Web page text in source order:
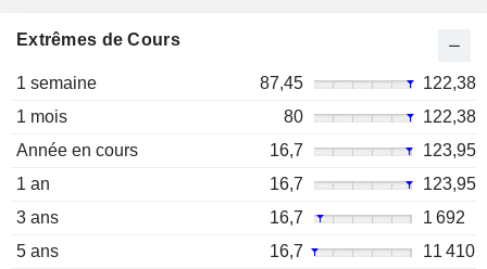
Extrêmes de Cours
1 semaine 87,45
122,38
1 mois
80
122,38
Année en cours
16,7
123,95
1 an
16,7
123,95
3 ans
16,7
1 692
5 ans
16,7
11 410